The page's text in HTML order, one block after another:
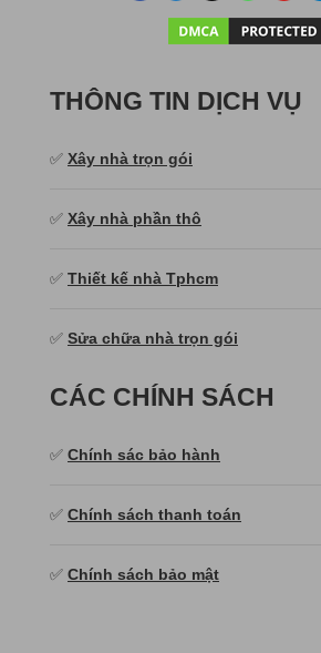
THÔNG TIN DỊCH VỤ
✅ Xây nhà trọn gói
✅ Xây nhà phần thô
✅ Thiết kế nhà Tphcm
✅ Sửa chữa nhà trọn gói
CÁC CHÍNH SÁCH
✅ Chính sác bảo hành
✅ Chính sách thanh toán
✅ Chính sách bảo mật